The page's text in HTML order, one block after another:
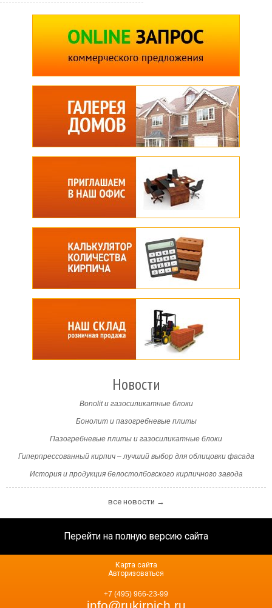
Новости
Bonolit и газосиликатные блоки
Бонолит и пазогребневые плиты
Пазогребневые плиты и газосиликатные блоки
Гиперпрессованный кирпич – лучший выбор для облицовки фасада
История и продукция белостолбовского кирпичного завода
все новости →
Перейти на полную версию сайта
+7 (495) 966-23-99
Карта сайта
Авторизоваться